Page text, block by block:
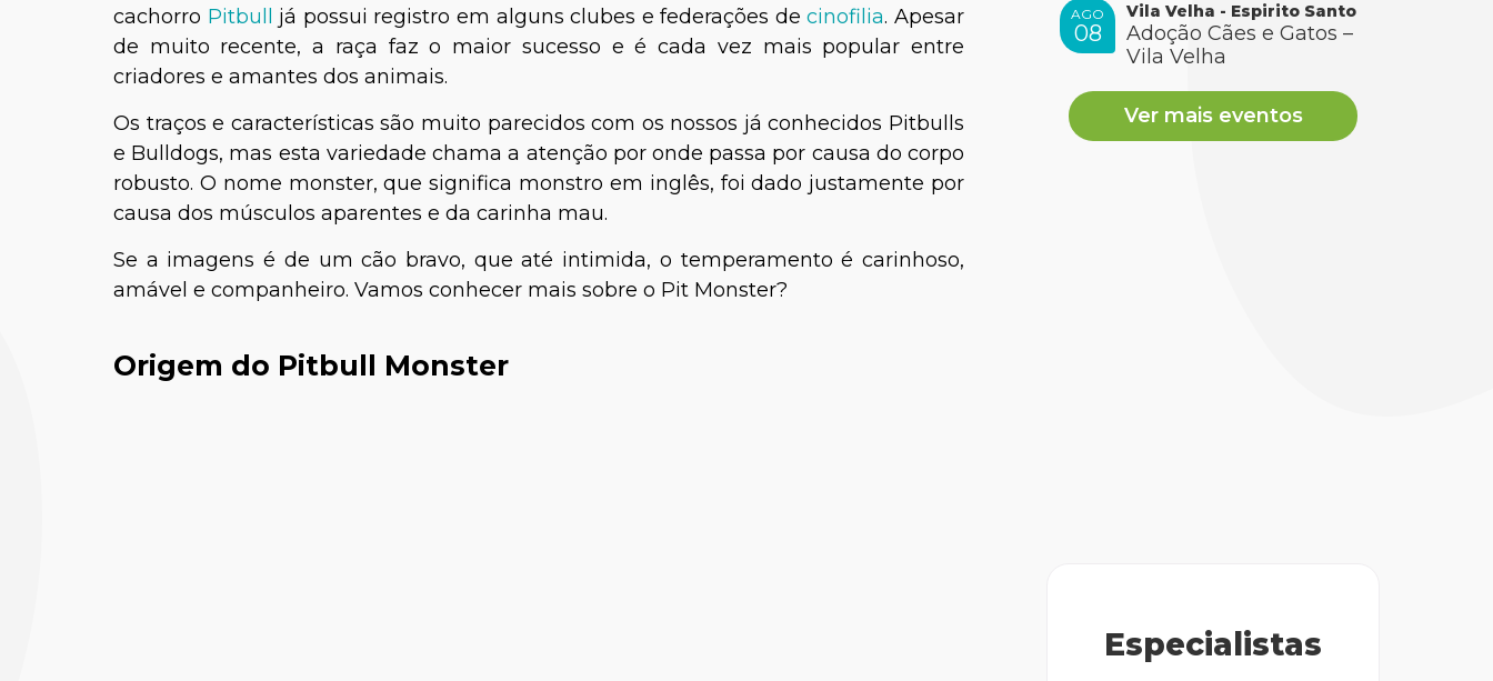
cachorro Pitbull já possui registro em alguns clubes e federações decinofilia. Apesar
de muito recente, a raça faz o maior sucesso e é cada vez mais popular entre
criadores e amantes dos animais.
Os traços e características são muito parecidos com os nossos já conhecidos Pitbulls
e Bulldogs, mas esta variedade chama a atenção por onde passa por causa do corpo
robusto. O nome monster, que significa monstro em inglês, foi dado justamente por
causa dos músculos aparentes e da carinha mau.
Se a imagens é de um cão bravo, que até intimida, o temperamento é carinhoso,
amável e companheiro. Vamos conhecer mais sobre o Pit Monster?
Origem do Pitbull Monster
AGO
08
Vila Velha - Espirito Santo
Adoção Cães e Gatos –
Vila Velha
Ver mais eventos
Especialistas